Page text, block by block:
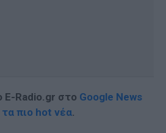
E-Radio.gr στο Google News
τα πιο hot νέα.